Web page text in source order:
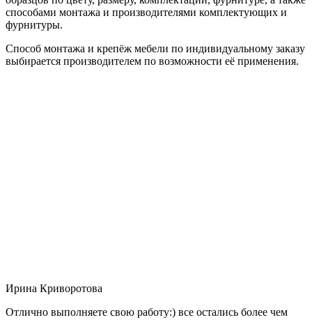
способами монтажа и производителями комплектующих и
фурнитуры.
Способ монтажа и крепёж мебели по индивидуальному заказу
выбирается производителем по возможности её применения.
Ирина Криворотова
Отлично выполняете свою работу:) все остались более чем